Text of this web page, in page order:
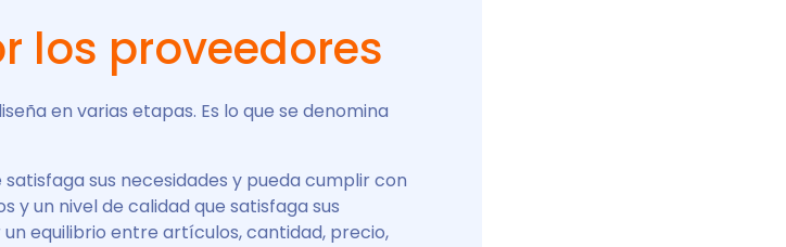
los proveedores
en varias etapas. Es lo que se denomina
sus necesidades y pueda cumplir con
y un nivel de calidad que satisfaga sus
equilibrio entre artículos, cantidad, precio,